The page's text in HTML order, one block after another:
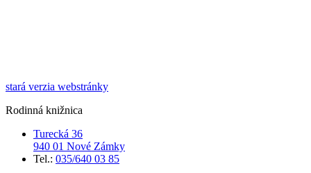
stará verzia webstránky
Rodinná knižnica
Turecká 36
940 01 Nové Zámky
Tel.: 035/640 03 85